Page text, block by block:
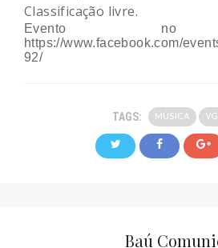
Classificação livre.
Evento no
https://www.facebook.com/
92/
TAGS: MÚSICA
Baú